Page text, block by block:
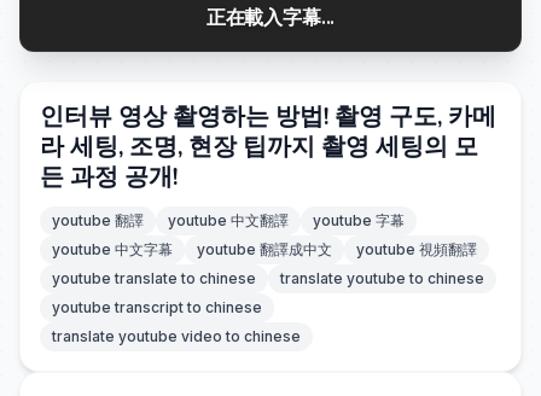
正在載入字幕...
인터뷰 영상 촬영하는 방법! 촬영 구도, 카메
라 세팅, 조명, 현장 팁까지 촬영 세팅의 모
든 과정 공개!
youtube 翻譯 youtube 中文翻譯
youtube 字幕
youtube 中文字幕
youtube 翻譯成中文
youtube 視頻翻譯
youtube translate to chinese
translate youtube to chinese
youtube transcript to chinese
translate youtube video to chinese